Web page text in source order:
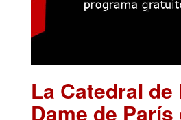
La Catedral de
Dame de